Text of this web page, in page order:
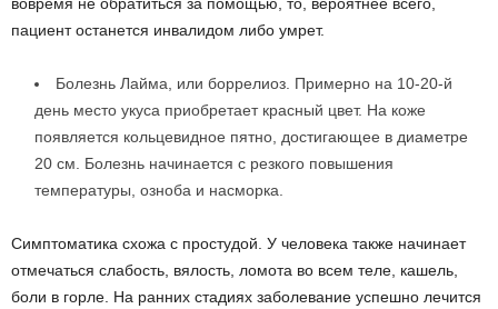
пациент останется инвалидом либо умрет.
Болезнь Лайма, или боррелиоз. Примерно на 10-20-й
день место укуса приобретает красный цвет. На коже
появляется кольцевидное пятно, достигающее в диаметре
20 см. Болезнь начинается с резкого повышения
температуры, озноба и насморка.
Симптоматика схожа с простудой. У человека также начинает
отмечаться слабость, вялость, ломота во всем теле, кашель,
боли в горле. На ранних стадиях заболевание успешно лечится